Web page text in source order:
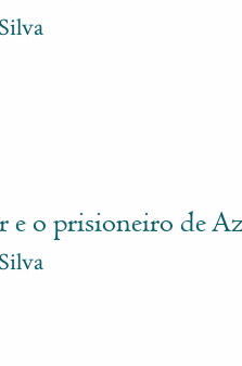
e o prisioneiro de